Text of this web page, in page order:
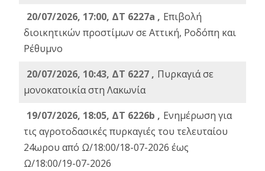
20/07/2026, 17:00, ΔΤ 6227a , Επιβολή
διοικητικών προστίμων σε Αττική, Ροδόπη και
Ρέθυμνο
20/07/2026, 10:43, ΔΤ 6227 , Πυρκαγιά σε
μονοκατοικία στη Λακωνία
19/07/2026, 18:05, ΔΤ 6226b , Ενημέρωση για
τις αγροτοδασικές πυρκαγιές του τελευταίου
24ωρου από Ω/18:00/18-07-2026 έως
Ω/18:00/19-07-2026